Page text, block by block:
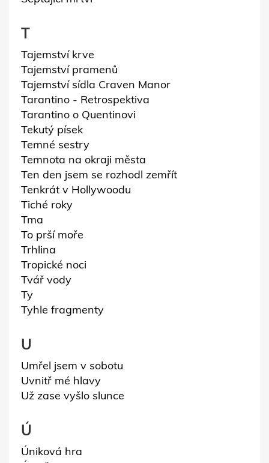
T
Tajemství krve
Tajemství pramenů
Tajemství sídla Craven Manor
Tarantino - Retrospektiva
Tarantino o Quentinovi
Tekutý písek
Temné sestry
Temnota na okraji města
Ten den jsem se rozhodl zemřít
Tenkrát v Hollywoodu
Tiché roky
Tma
To prší moře
Trhlina
Tropické noci
Tvář vody
Ty
Tyhle fragmenty
U
Umřel jsem v sobotu
Uvnitř mé hlavy
Už zase vyšlo slunce
Ú
Úniková hra